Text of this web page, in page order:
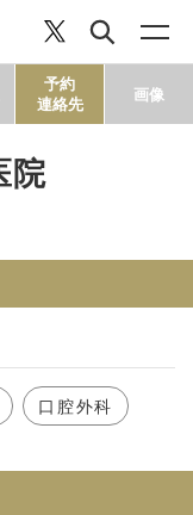
予約
連絡先
画像
院
口腔外科